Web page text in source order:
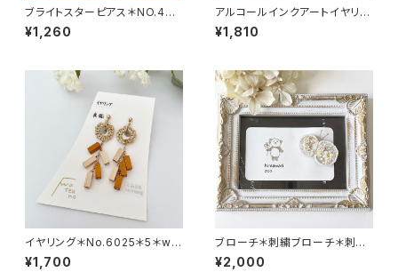
ブライトスターピアス＊NO.488
8＊345＊ひらひら
¥1,260
アルコールインクアートイヤリン
グ＊NO.5856＊105＊atelier
Raikus
¥1,810
イヤリング＊No.6025＊5＊wa
tea no
¥1,700
ブローチ＊刺繍ブローチ＊刺繍
＊NO.6523＊24185＊himawa
ri zoo
¥2,000